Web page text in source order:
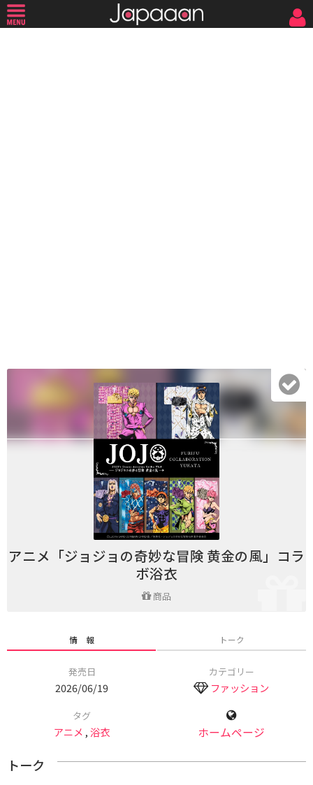
アニメ「ジョジョの奇妙な冒険 黄金の風」コラ
ボ浴衣
商品
情 報 トーク
発売日
2026/06/19
カテゴリー
ファッション
タグ
アニメ ,浴衣 ホームページ
トーク